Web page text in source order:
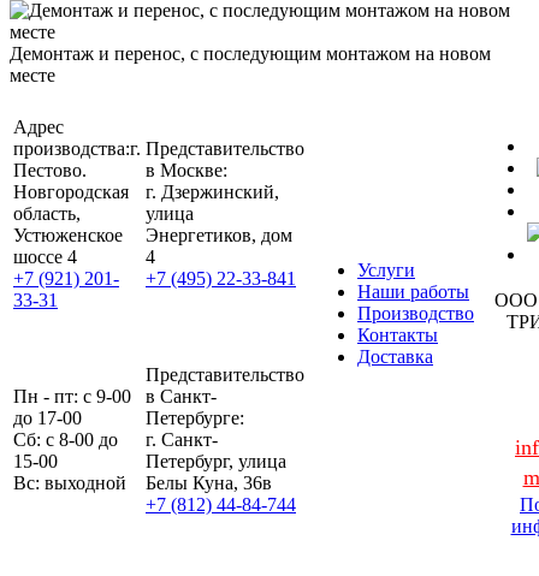
Демонтаж и перенос, с последующим монтажом на новом
месте
Адрес
производства:г.
Пестово.
Новгородская
область,
Устюженское
шоссе 4
+7 (921) 201-
33-31
Представительство
в Москве:
г. Дзержинский,
улица
Энергетиков, дом
4
+7 (495) 22-33-841
Услуги
Наши работы
Производство
Контакты
Доставка
ООО
Пн - пт: с 9-00
до 17-00
Сб: с 8-00 до
15-00
Вс: выходной
Представительство
в Санкт-
Петербурге:
г. Санкт-
Петербург, улица
Белы Куна, 36в
+7 (812) 44-84-744